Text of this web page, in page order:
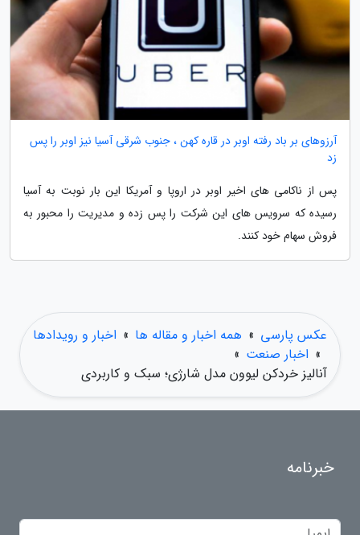
آرزوهای بر باد رفته اوبر در قاره کهن ، جنوب شرقی آسیا نیز اوبر را پس
زد
پس از ناکامی های اخیر اوبر در اروپا و آمریکا این بار نوبت به آسیا
رسیده که سرویس های این شرکت را پس زده و مدیریت را محبور به
فروش سهام خود کنند.
عکس پارسی » همه اخبار و مقاله ها » اخبار و رویدادها
» اخبار صنعت »
آنالیز خردکن لیوون مدل شارژی؛ سبک و کاربردی
خبرنامه